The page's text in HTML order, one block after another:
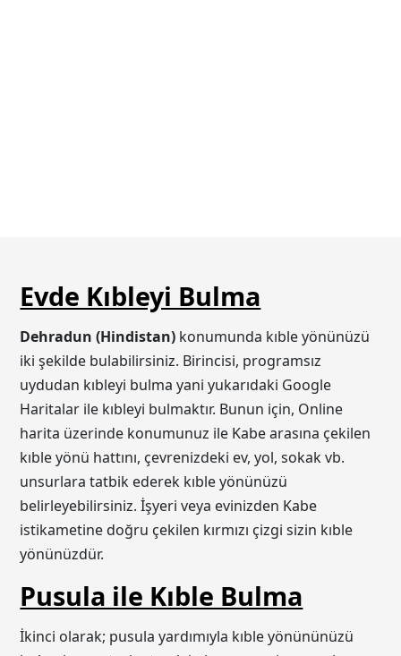
Evde Kıbleyi Bulma
Dehradun (Hindistan) konumunda kıble yönünüzü
iki şekilde bulabilirsiniz. Birincisi, programsız
uydudan kıbleyi bulma yani yukarıdaki Google
Haritalar ile kıbleyi bulmaktır. Bunun için, Online
harita üzerinde konumunuz ile Kabe arasına çekilen
kıble yönü hattını, çevrenizdeki ev, yol, sokak vb.
unsurlara tatbik ederek kıble yönünüzü
belirleyebilirsiniz. İşyeri veya evinizden Kabe
istikametine doğru çekilen kırmızı çizgi sizin kıble
yönünüzdür.
Pusula ile Kıble Bulma
İkinci olarak; pusula yardımıyla kıble yönününüzü